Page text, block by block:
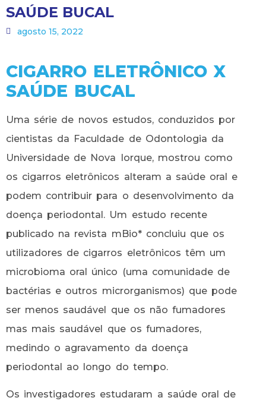
SAÚDE BUCAL
agosto 15, 2022
CIGARRO ELETRÔNICO X
SAÚDE BUCAL
Uma série de novos estudos, conduzidos por
cientistas da Faculdade de Odontologia da
Universidade de Nova Iorque, mostrou como
os cigarros eletrônicos alteram a saúde oral e
podem contribuir para o desenvolvimento da
doença periodontal. Um estudo recente
publicado na revista mBio* concluiu que os
utilizadores de cigarros eletrônicos têm um
microbioma oral único (uma comunidade de
bactérias e outros microrganismos) que pode
ser menos saudável que os não fumadores
mas mais saudável que os fumadores,
medindo o agravamento da doença
periodontal ao longo do tempo.
Os investigadores estudaram a saúde oral de